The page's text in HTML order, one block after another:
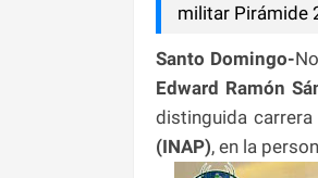
militar Pirámide
Santo Domingo-
Edward Ramón
distinguida
(INAP), en la